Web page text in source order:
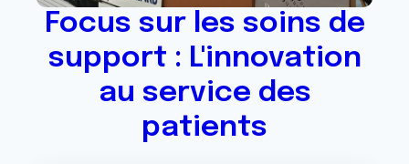
Focus sur les soins de
support : L'innovation
au service des
patients